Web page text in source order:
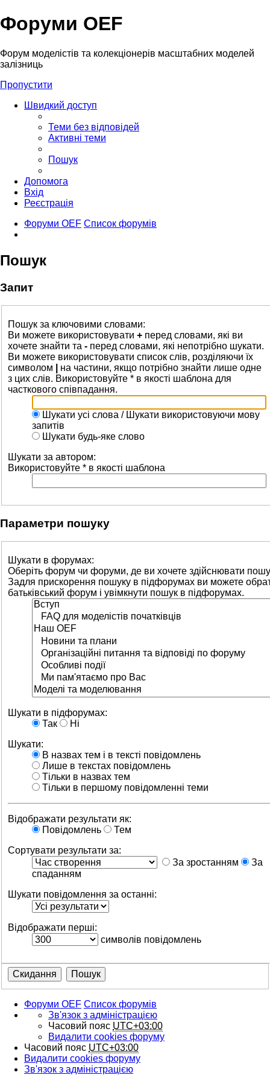
Форуми OEF
Форум моделістів та колекціонерів масштабних моделей
залізниць
Пропустити
Швидкий доступ
Теми без відповідей
Активні теми
Пошук
Допомога
Вхід
Реєстрація
Форуми OEF Список форумів
Пошук
Запит
Пошук за ключовими словами:
Ви можете використовувати + перед словами, які ви
хочете знайти та - перед словами, які непотрібно шукати.
Ви можете використовувати список слів, розділяючи їх
символом
на частини, якщо потрібно знайти лише одне
з цих слів. Використовуйте * в якості шаблона для
часткового співпадання.
Шукати усі слова / Шукати використовуючи мову
запитів
Шукати будь-яке слово
Шукати за автором:
Використовуйте * в якості шаблона
Параметри пошуку
Шукати в форумах:
Оберіть форум чи форуми, де ви хочете здійснювати
Задля прискорення пошуку в підфорумах ви можете
батьківський форум і увімкнути пошук в підфорумах.
Шукати в підфорумах:
Так
Ні
Шукати:
В назвах тем і в тексті повідомлень
Лише в текстах повідомлень
Тільки в назвах тем
Тільки в першому повідомленні теми
Відображати результати як:
Повідомлень
Тем
Сортувати результати за:
За зростанням
За
спаданням
Шукати повідомлення за останні:
Відображати перші:
символів повідомлень
Форуми OEF Список форумів
Зв'язок з адміністрацією
Часовий пояс UTC+03:00
Видалити cookies форуму
Часовий пояс UTC+03:00
Видалити cookies форуму
Зв'язок з адміністрацією